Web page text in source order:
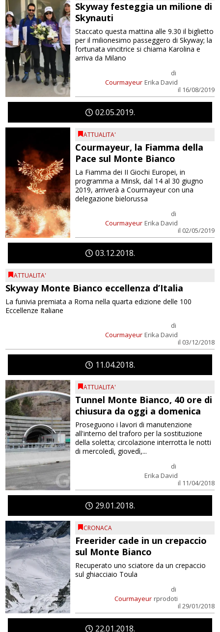
Skyway festeggia un milione di
Skynauti
Courmayeur
di
Erika David
il 16/08/2019
Staccato questa mattina alle 9.30 il biglietto
per il milionesimo passeggero di Skyway; la
fortunata vincitrice si chiama Karolina e
arriva da Milano
0205 2019
ATTUALITA'
Courmayeur, la Fiamma della
Pace sul Monte Bianco
Courmayeur
di
Erika David
il 02/05/2019
La Fiamma dei II Giochi Europei, in
programma a Minsk, dal 14 al 30 giugno
2019, arriverà a Courmayeur con una
delegazione bielorussa
03 12 2018
ATTUALITA'
Skyway Monte Bianco eccellenza d’Italia
Courmayeur
di
Erika David
il 03/12/2018
La funivia premiata a Roma nella quarta edizione delle 100
Eccellenze Italiane
11 04 2018
ATTUALITA'
Tunnel Monte Bianco, 40 ore di
chiusura da oggi a domenica
di
Erika David
il 11/04/2018
Proseguono i lavori di manutenzione
all'interno del traforo per la sostituzione
della soletta; circolazione interrotta le notti
di mercoledì, giovedì,...
2901 2018
CRONACA
Freerider cade in un crepaccio
sul Monte Bianco
Courmayeur
di
rprodoti
il 29/01/2018
Recuperato uno sciatore da un crepaccio
sul ghiacciaio Toula
2201 2018